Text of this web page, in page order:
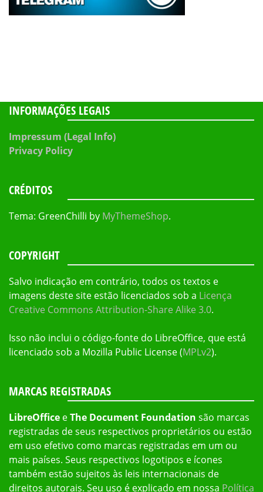
INFORMAÇÕES LEGAIS
Impressum (Legal Info)
Privacy Policy
CRÉDITOS
Tema: GreenChilli by MyThemeShop.
COPYRIGHT
Salvo indicação em contrário, todos os textos e
imagens deste site estão licenciados sob a Licença
Creative Commons Attribution-Share Alike 3.0.
Isso não inclui o código-fonte do LibreOffice, que está
licenciado sob a Mozilla Public License (MPLv2).
MARCAS REGISTRADAS
LibreOffice eThe Document Foundation são marcas
registradas de seus respectivos proprietários ou estão
em uso efetivo como marcas registradas em um ou
mais países. Seus respectivos logotipos e ícones
também estão sujeitos às leis internacionais de
direitos autorais. Seu uso é explicado em nossa Política